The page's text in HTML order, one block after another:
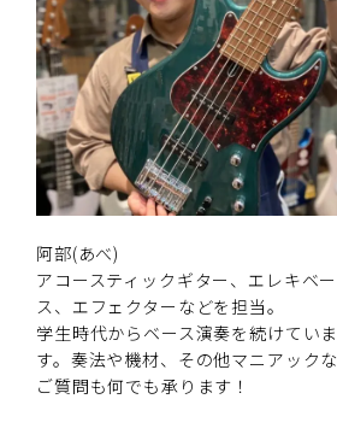
阿部(あべ)
アコースティックギター、エレキベー
ス、エフェクターなどを担当。
学生時代からベース演奏を続けていま
す。奏法や機材、その他マニアックな
ご質問も何でも承ります！